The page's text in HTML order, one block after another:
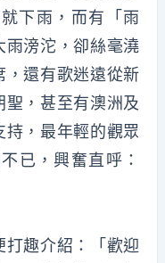
下雨，而有「雨
雨滂沱，卻絲毫澆
，還有歌迷遠從新
，甚至有澳洲及
持，最年輕的觀眾
已，興奮直呼：
趣介紹：「歡迎